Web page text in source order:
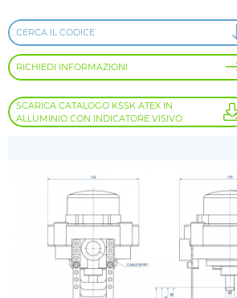
CERCA IL CODICE
RICHIEDI INFORMAZIONI
SCARICA CATALOGO KSSK ATEX IN
ALLUMINIO CON INDICATORE VISIVO